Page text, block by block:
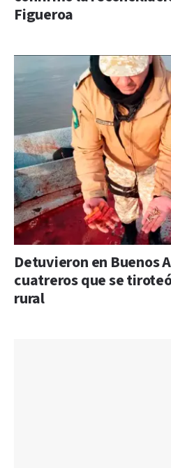
Figueroa
Detuvieron en Buenos
cuatreros que se
rural